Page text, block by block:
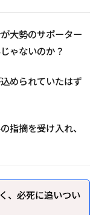
大勢のサポーター
ゃないのか？
められていたはず
指摘を受け入れ、
、必死に追いつい